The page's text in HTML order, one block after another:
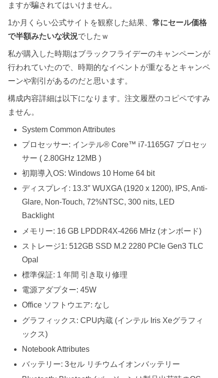
ますが騙されてはいけません。
1か月くらい公式サイトを観察した結果、 常にセール価格
で半額みたいな状況でしたｗ
私が購入した時期はブラックフライデーのキャンペーンが
行われていたので、時期的なイベントが重なるとキャンペ
ーンや割引があるのだと思います。
構成内容詳細は以下になります。注文履歴のコピペですみ
ません。
System Common Attributes
プロセッサー: インテル® Core™ i7-1165G7 プロセッ
サー ( 2.80GHz 12MB )
初期導入OS: Windows 10 Home 64 bit
ディスプレイ: 13.3″ WUXGA (1920 x 1200), IPS, Anti-
Glare, Non-Touch, 72%NTSC, 300 nits, LED
Backlight
メモリー: 16 GB LPDDR4X-4266 MHz (オンボード)
ストレージ1: 512GB SSD M.2 2280 PCIe Gen3 TLC
Opal
標準保証: 1 年間 引き取り修理
電源アダプター: 45W
Office ソフトウエア: なし
グラフィックス: CPU内蔵 (インテル Iris Xeグラフィ
ックス)
Notebook Attributes
バッテリー: 3セル リチウムイオンバッテリー